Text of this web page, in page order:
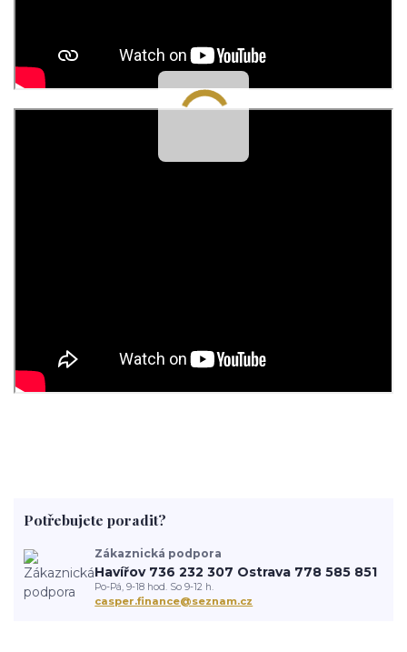
Potřebujete poradit?
Zákaznická podpora
Havířov 736 232 307 Ostrava 778 585 851
Po-Pá, 9-18 hod. So 9-12 h.
casper.finance@seznam.cz